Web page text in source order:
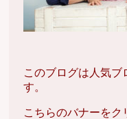
このブログは人気ブ
す。
こちらのバナーをク